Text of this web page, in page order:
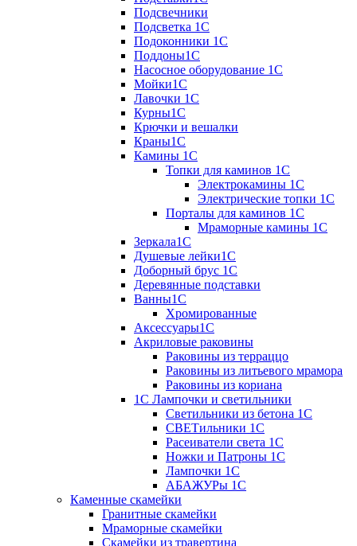
Подсвечники
Подсветка 1С
Подоконники 1С
Поддоны1С
Насосное оборудование 1С
Мойки1С
Лавочки 1С
Курны1С
Крючки и вешалки
Краны1С
Камины 1C
Топки для каминов 1C
Электрокамины 1С
Электрические топки 1C
Порталы для каминов 1С
Мраморные камины 1C
Зеркала1С
Душевые лейки1С
Доборный брус 1С
Деревянные подставки
Ванны1С
Хромированные
Аксессуары1С
Акриловые раковины
Раковины из терраццо
Раковины из литьевого мрамора
Раковины из кориана
1С Лампочки и светильники
Светильники из бетона 1С
СВЕТильники 1С
Расеиватели света 1С
Ножки и Патроны 1С
Лампочки 1С
АБАЖУРы 1С
Каменные скамейки
Гранитные скамейки
Мраморные скамейки
Скамейки из травертина